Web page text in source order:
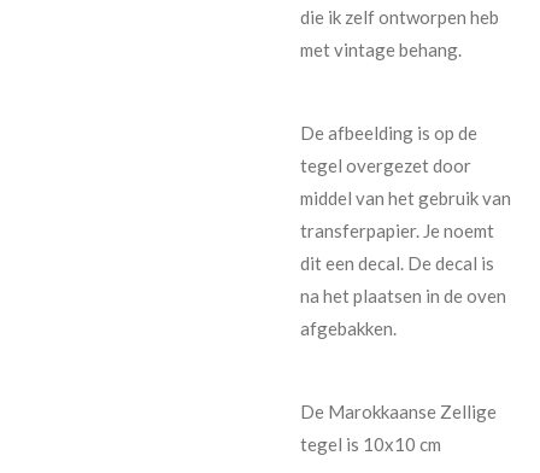
die ik zelf ontworpen heb
met vintage behang.
De afbeelding is op de
tegel overgezet door
middel van het gebruik van
transferpapier. Je noemt
dit een decal. De decal is
na het plaatsen in de oven
afgebakken.
De Marokkaanse Zellige
tegel is 10x10 cm